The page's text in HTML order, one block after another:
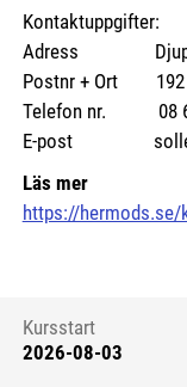
Kontaktuppgifter:
Adress
Postnr + Ort 192
Telefon nr. 08
E-post
Läs mer
https://hermods.se/
Kursstart
Kursstart
2026-08-03